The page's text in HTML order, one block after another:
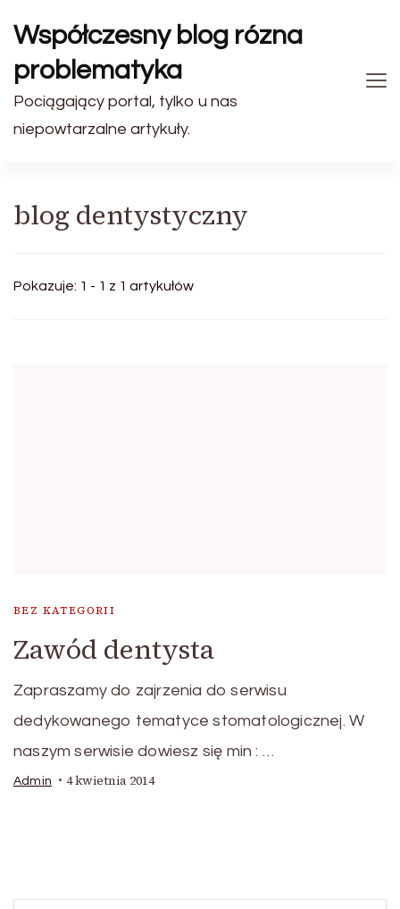
Współczesny blog rózna
problematyka
Pociągający portal, tylko u nas
niepowtarzalne artykuły.
blog dentystyczny
Pokazuje: 1 - 1 z 1 artykułów
BEZ KATEGORII
Zawód dentysta
Zapraszamy do zajrzenia do serwisu
dedykowanego tematyce stomatologicznej. W
naszym serwisie dowiesz się min : …
Admin 4 kwietnia 2014